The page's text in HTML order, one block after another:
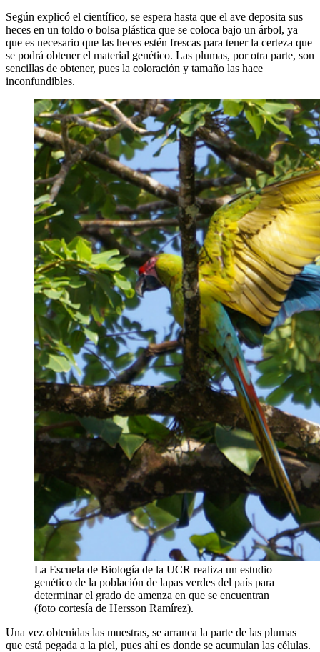
Según explicó el científico, se espera hasta que el ave deposita sus
heces en un toldo o bolsa plástica que se coloca bajo un árbol, ya
que es necesario que las heces estén frescas para tener la certeza que
se podrá obtener el material genético. Las plumas, por otra parte, son
sencillas de obtener, pues la coloración y tamaño las hace
inconfundibles.
La Escuela de Biología de la UCR realiza un estudio
genético de la población de lapas verdes del país para
determinar el grado de amenza en que se encuentran
(foto cortesía de Hersson Ramírez).
Una vez obtenidas las muestras, se arranca la parte de las plumas
que está pegada a la piel, pues ahí es donde se acumulan las células.